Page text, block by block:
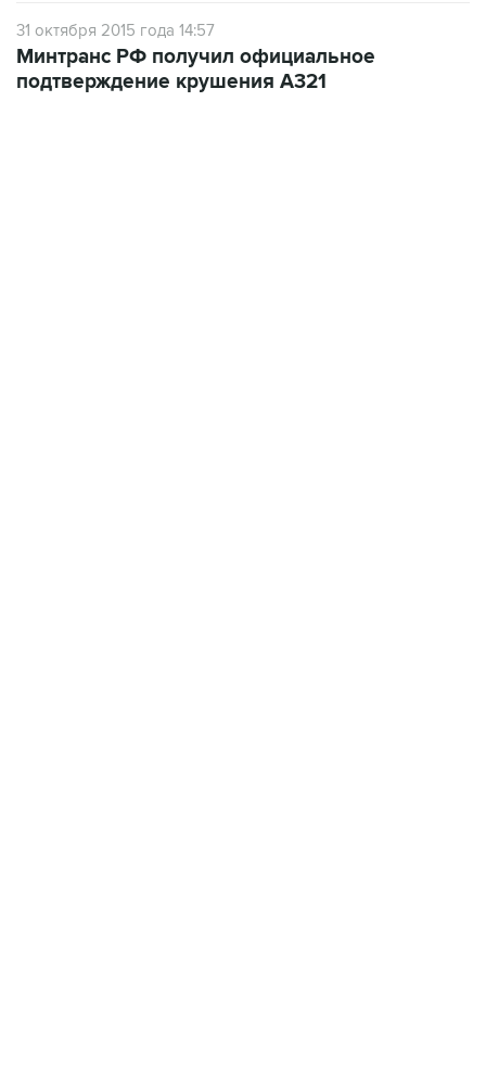
31 октября 2015 года 14:57
Минтранс РФ получил официальное
подтверждение крушения А321